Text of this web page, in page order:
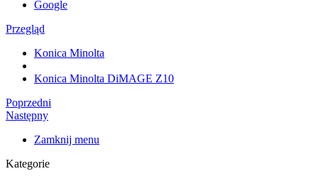
Google
Przegląd
Konica Minolta
Konica Minolta DiMAGE Z10
Poprzedni
Następny
Zamknij menu
Kategorie